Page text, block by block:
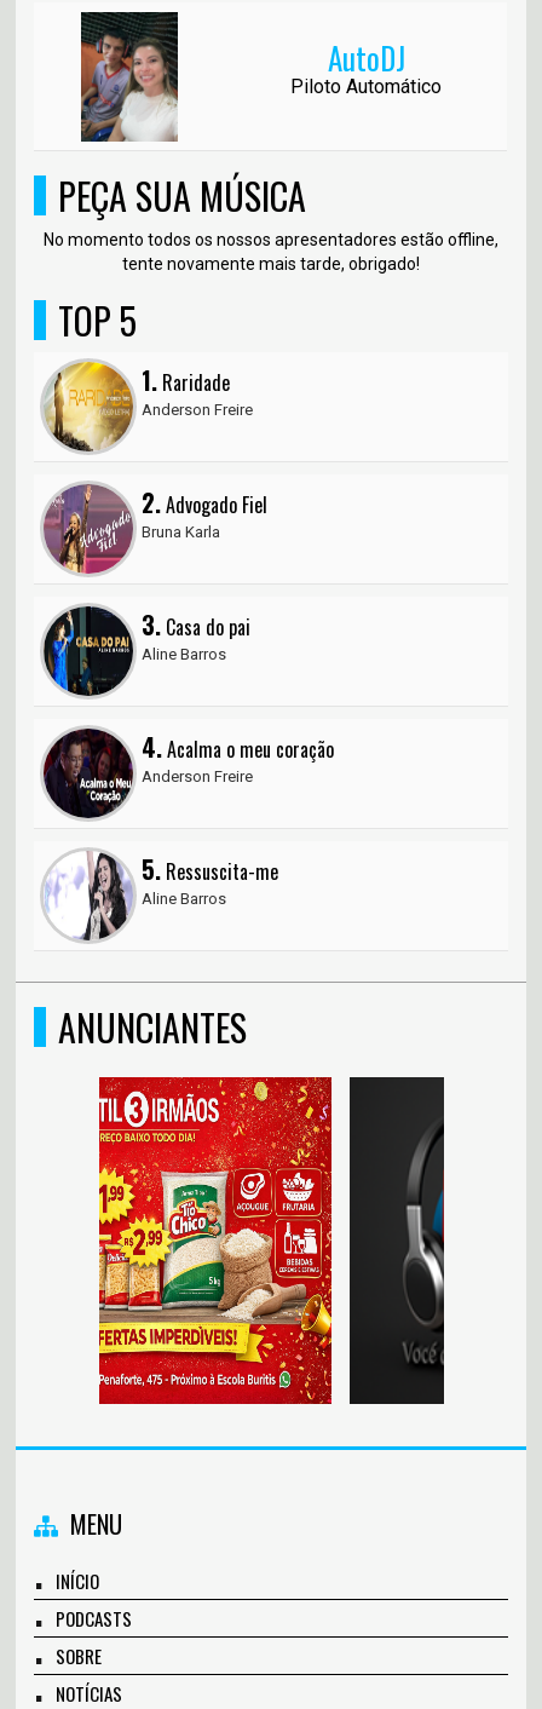
AutoDJ
Piloto Automático
PEÇA SUA MÚSICA
No momento todos os nossos apresentadores estão offline,
tente novamente mais tarde, obrigado!
TOP 5
1. Raridade
Anderson Freire
2.Advogado Fiel
Bruna Karla
3. Casa do pai
Aline Barros
4.Acalma o meu coração
Anderson Freire
5. Ressuscita-me
Aline Barros
ANUNCIANTES
MENU
INÍCIO
PODCASTS
SOBRE
NOTÍCIAS